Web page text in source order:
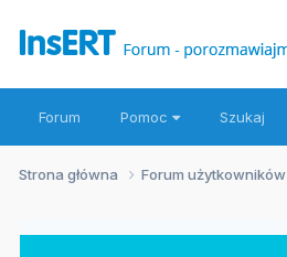
Forum Pomoc Szukaj
Strona główna Forum użytkowników